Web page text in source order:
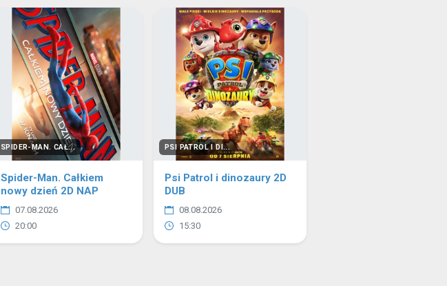
SPIDER-MAN. CAŁ...
Spider-Man. Całkiem
nowy dzień 2D NAP
07.08.2026
20:00
PSI PATROL I DI...
Psi Patrol i dinozaury 2D
DUB
08.08.2026
15:30